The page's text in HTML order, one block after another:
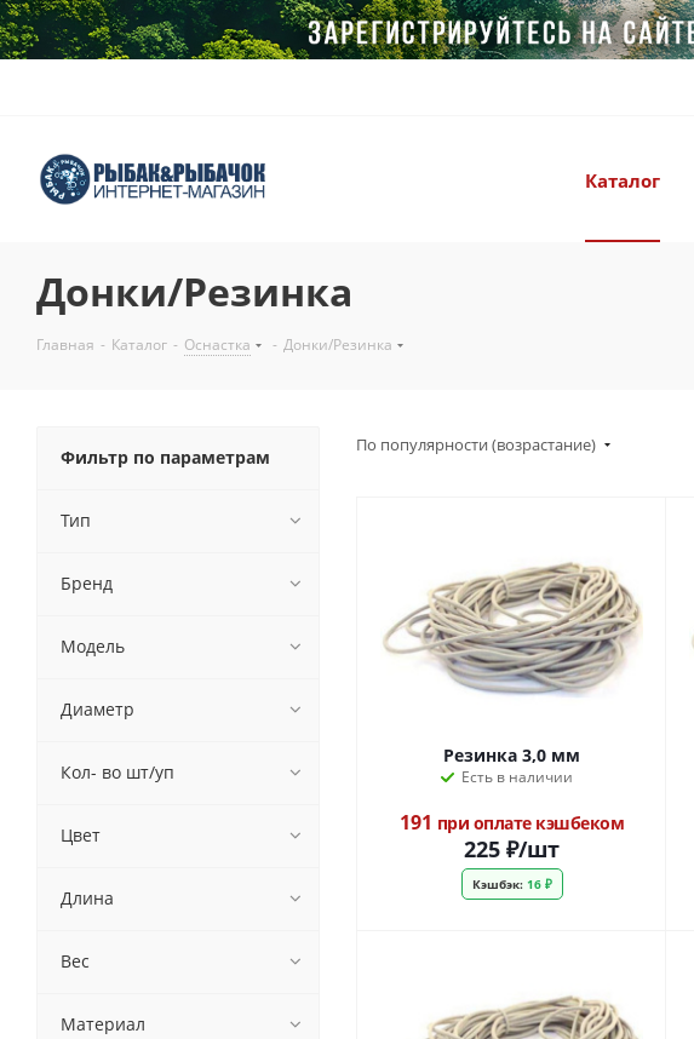
Каталог
Донки/Резинка
Главная - Каталог - Оснастка - Донки/Резинка
По популярности (возрастание)
Резинка 3,0 мм
Есть в наличии
191 при оплате кэшбеком
225 ₽/шт
Кэшбэк:16 ₽
Фильтр по параметрам
Тип
Бренд
Модель
Диаметр
Кол- во шт/уп
Цвет
Длина
Вес
Материал